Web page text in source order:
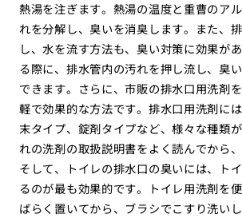
熱湯を注ぎます。熱湯の温度と重曹のア
れを分解し、臭いを消臭します。また、
し、水を流す方法も、臭い対策に効果が
る際に、排水管内の汚れを押し流し、臭
できます。さらに、市販の排水口用洗剤
軽で効果的な方法です。排水口用洗剤に
末タイプ、錠剤タイプなど、様々な種類
れの洗剤の取扱説明書をよく読んでから
そして、トイレの排水口の臭いには、ト
るのが最も効果的です。トイレ用洗剤を
ばらく置いてから、ブラシでこすり洗い